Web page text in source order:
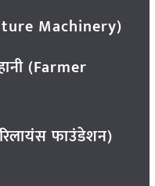
Machinery)
(Farmer
फाउंडेशन)